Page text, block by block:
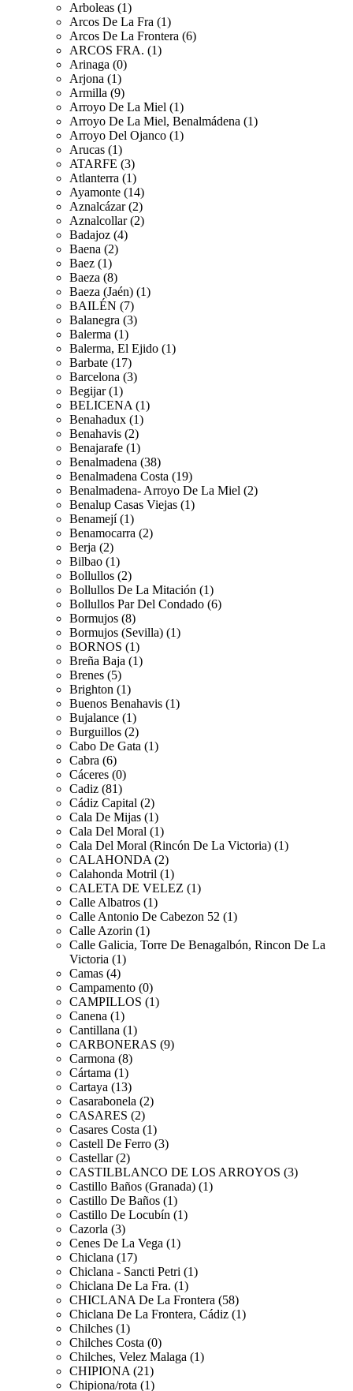
Arboleas (1)
Arcos De La Fra (1)
Arcos De La Frontera (6)
ARCOS FRA. (1)
Arinaga (0)
Arjona (1)
Armilla (9)
Arroyo De La Miel (1)
Arroyo De La Miel, Benalmádena (1)
Arroyo Del Ojanco (1)
Arucas (1)
ATARFE (3)
Atlanterra (1)
Ayamonte (14)
Aznalcázar (2)
Aznalcollar (2)
Badajoz (4)
Baena (2)
Baez (1)
Baeza (8)
Baeza (Jaén) (1)
BAILÉN (7)
Balanegra (3)
Balerma (1)
Balerma, El Ejido (1)
Barbate (17)
Barcelona (3)
Begijar (1)
BELICENA (1)
Benahadux (1)
Benahavis (2)
Benajarafe (1)
Benalmadena (38)
Benalmadena Costa (19)
Benalmadena- Arroyo De La Miel (2)
Benalup Casas Viejas (1)
Benamejí (1)
Benamocarra (2)
Berja (2)
Bilbao (1)
Bollullos (2)
Bollullos De La Mitación (1)
Bollullos Par Del Condado (6)
Bormujos (8)
Bormujos (Sevilla) (1)
BORNOS (1)
Breña Baja (1)
Brenes (5)
Brighton (1)
Buenos Benahavis (1)
Bujalance (1)
Burguillos (2)
Cabo De Gata (1)
Cabra (6)
Cáceres (0)
Cadiz (81)
Cádiz Capital (2)
Cala De Mijas (1)
Cala Del Moral (1)
Cala Del Moral (Rincón De La Victoria) (1)
CALAHONDA (2)
Calahonda Motril (1)
CALETA DE VELEZ (1)
Calle Albatros (1)
Calle Antonio De Cabezon 52 (1)
Calle Azorin (1)
Calle Galicia, Torre De Benagalbón, Rincon De La
Victoria (1)
Camas (4)
Campamento (0)
CAMPILLOS (1)
Canena (1)
Cantillana (1)
CARBONERAS (9)
Carmona (8)
Cártama (1)
Cartaya (13)
Casarabonela (2)
CASARES (2)
Casares Costa (1)
Castell De Ferro (3)
Castellar (2)
CASTILBLANCO DE LOS ARROYOS (3)
Castillo Baños (Granada) (1)
Castillo De Baños (1)
Castillo De Locubín (1)
Cazorla (3)
Cenes De La Vega (1)
Chiclana (17)
Chiclana - Sancti Petri (1)
Chiclana De La Fra. (1)
CHICLANA De La Frontera (58)
Chiclana De La Frontera, Cádiz (1)
Chilches (1)
Chilches Costa (0)
Chilches, Velez Malaga (1)
CHIPIONA (21)
Chipiona/rota (1)